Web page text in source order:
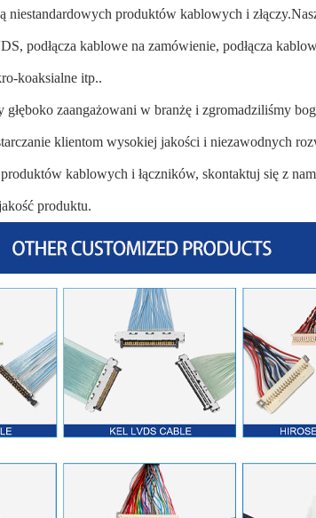
niestandardowych produktów kablowych i
podłącza kablowe na zamówienie, podłącza
koaksialne itp..
głęboko zaangażowani w branżę i zgromadziliśmy
klientom wysokiej jakości i niezawodnych
kablowych i łączników, skontaktuj się z
produktu.